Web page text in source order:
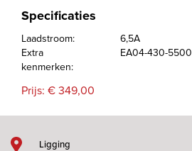
Specificaties
Laadstroom:
6,5A
Extra
kenmerken:
EA04-430-5500
Prijs: € 349,00
Ligging